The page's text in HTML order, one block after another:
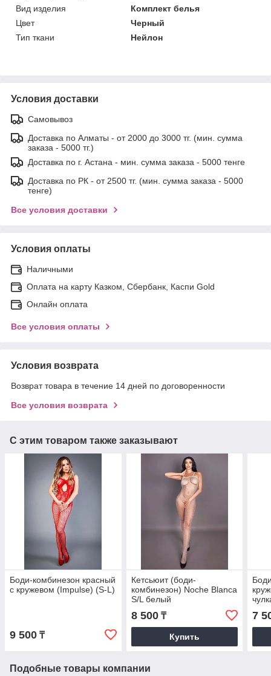
Вид изделия
Комплект белья
Цвет
Черный
Тип ткани
Нейлон
Условия доставки
Самовывоз
Доставка по Алматы - от 2000 до 3000 тг. (мин. сумма
заказа - 5000 тг.)
Доставка по г. Астана - мин. сумма заказа - 5000 тенге
Доставка по РК - от 2500 тг. (мин. сумма заказа - 5000
тенге)
Все условия доставки
Условия оплаты
Наличными
Оплата на карту Казком, Сбербанк, Каспи Gold
Онлайн оплата
Все условия оплаты
Условия возврата
Возврат товара в течение 14 дней по договоренности
Все условия возврата
С этим товаром также заказывают
Боди-комбинезон красный
с кружевом (Impulse) (S-L)
9 500 ₸
Кетсьюит (боди-
комбинезон) Noche Blanca
S/L белый
8 500₸
Купить
7
Подобные товары компании